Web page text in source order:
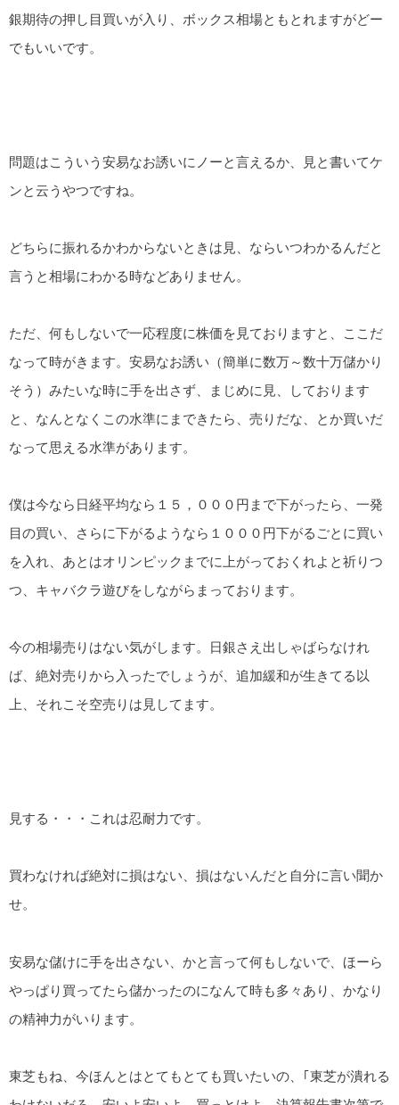
銀期待の押し目買いが入り、ボックス相場ともとれますがどー
でもいいです。
問題はこういう安易なお誘いにノーと言えるか、見と書いてケ
ンと云うやつですね。
どちらに振れるかわからないときは見、ならいつわかるんだと
言うと相場にわかる時などありません。
ただ、何もしないで一応程度に株価を見ておりますと、ここだ
なって時がきます。安易なお誘い（簡単に数万～数十万儲かり
そう）みたいな時に手を出さず、まじめに見、しております
と、なんとなくこの水準にまできたら、売りだな、とか買いだ
なって思える水準があります。
僕は今なら日経平均なら１５，０００円まで下がったら、一発
目の買い、さらに下がるようなら１０００円下がるごとに買い
を入れ、あとはオリンピックまでに上がっておくれよと祈りつ
つ、キャバクラ遊びをしながらまっております。
今の相場売りはない気がします。日銀さえ出しゃばらなけれ
ば、絶対売りから入ったでしょうが、追加緩和が生きてる以
上、それこそ空売りは見してます。
見する・・・これは忍耐力です。
買わなければ絶対に損はない、損はないんだと自分に言い聞か
せ。
安易な儲けに手を出さない、かと言って何もしないで、ほーら
やっぱり買ってたら儲かったのになんて時も多々あり、かなり
の精神力がいります。
東芝もね、今ほんとはとてもとても買いたいの、｢東芝が潰れる